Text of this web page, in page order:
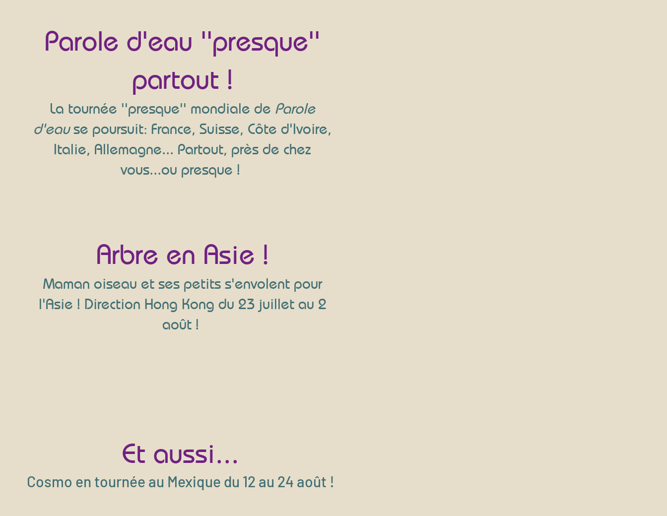
Parole d'eau ''presque''
partout !
La tournée ''presque'' mondiale de Parole
d'eause poursuit: France, Suisse, Côte d'Ivoire,
Italie, Allemagne... Partout, près de chez
vous...ou presque !
Arbre en Asie !
Maman oiseau et ses petits s'envolent pour
l'Asie ! Direction Hong Kong du 23 juillet au 2
août !
Et aussi...
Cosmo en tournée au Mexique du 12 au 24 août !